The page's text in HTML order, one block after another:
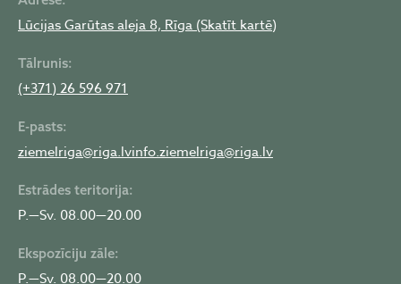
Lūcijas Garūtas aleja 8, Rīga (Skatīt kartē)
Tālrunis:
(+371) 26 596 971
E-pasts:
ziemelriga@riga.lvinfo.ziemelriga@riga.lv
Estrādes teritorija:
P.—Sv. 08.00—20.00
Ekspozīciju zāle:
P.—Sv. 08.00—20.00